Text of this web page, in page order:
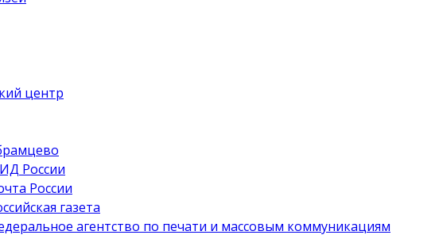
центр
России
России
газета
агентство по печати и массовым коммуникациям